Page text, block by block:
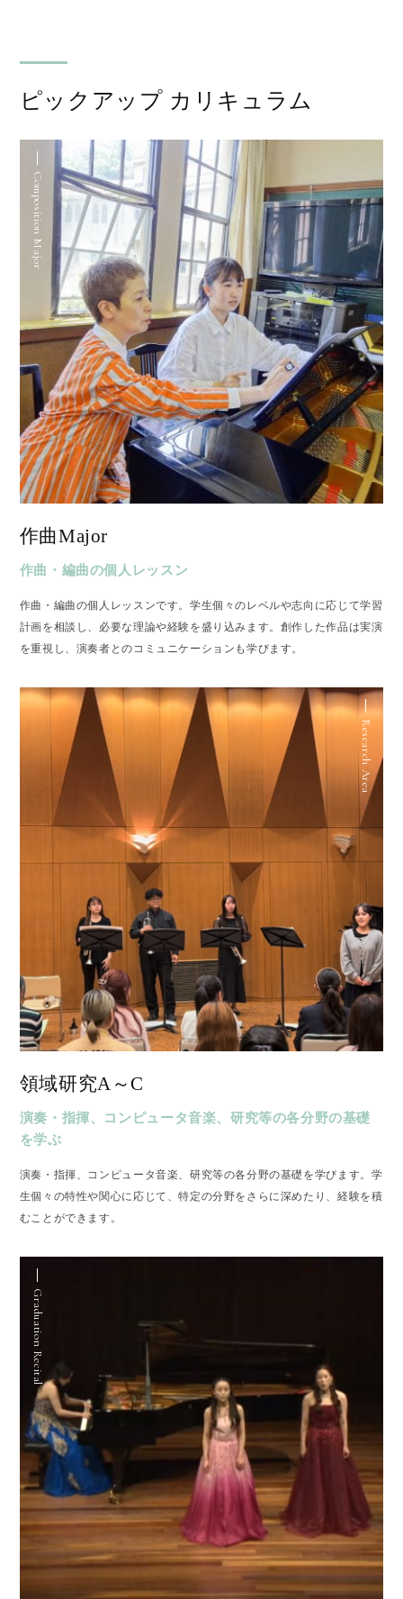
ピックアップ カリキュラム
Composition Major
作曲Major
作曲・編曲の個人レッスン
作曲・編曲の個人レッスンです。学生個々のレベルや志向に応じて学習
計画を相談し、必要な理論や経験を盛り込みます。創作した作品は実演
を重視し、演奏者とのコミュニケーションも学びます。
Research Area
領域研究A～C
演奏・指揮、コンピュータ音楽、研究等の各分野の基礎
を学ぶ
演奏・指揮、コンピュータ音楽、研究等の各分野の基礎を学びます。学
生個々の特性や関心に応じて、特定の分野をさらに深めたり、経験を積
むことができます。
Graduation Recital